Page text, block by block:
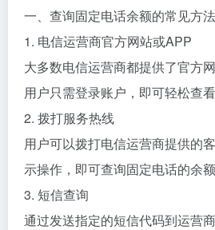
一、查询固定电话余额的常见方法
1. 电信运营商官方网站或APP
大多数电信运营商都提供了官方
用户只需登录账户，即可轻松查
2. 拨打服务热线
用户可以拨打电信运营商提供的
示操作，即可查询固定电话的余额
3. 短信查询
通过发送指定的短信代码到运营